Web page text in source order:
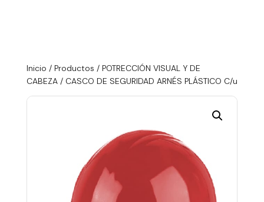
Inicio / Productos / POTRECCIÓN VISUAL Y DE
CABEZA/ CASCO DE SEGURIDAD ARNÉS PLÁSTICO C/u